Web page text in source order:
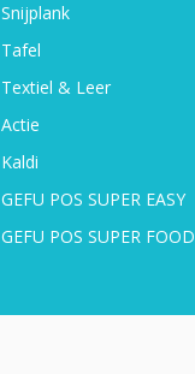
Snijplank
Tafel
Textiel & Leer
Actie
Kaldi
GEFU POS SUPER EASY
GEFU POS SUPER FOOD